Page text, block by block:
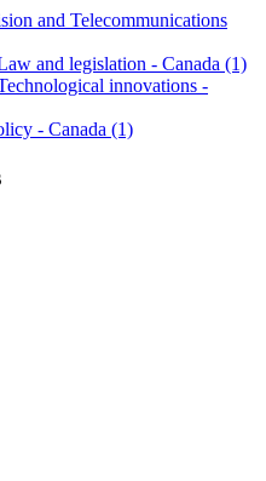
and Telecommunications
and legislation - Canada (1)
innovations -
- Canada (1)